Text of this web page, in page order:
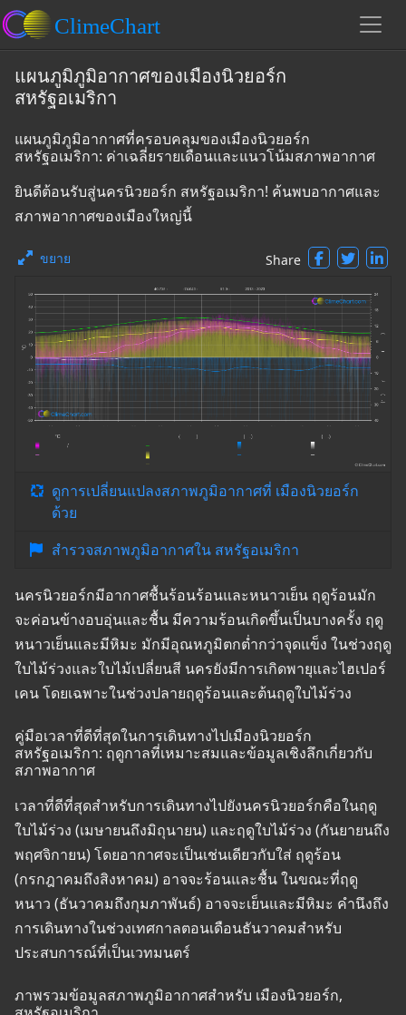
แผนภูมิภูมิอากาศของเมืองนิวยอร์ก
สหรัฐอเมริกา
แผนภูมิภูมิอากาศที่ครอบคลุมของเมืองนิวยอร์ก
สหรัฐอเมริกา: ค่าเฉลี่ยรายเดือนและแนวโน้มสภาพอากาศ
ยินดีต้อนรับสู่นครนิวยอร์ก สหรัฐอเมริกา! ค้นพบอากาศและ
สภาพอากาศของเมืองใหญ่นี้
ขยาย Share
ดูการเปลี่ยนแปลงสภาพภูมิอากาศที่ เมืองนิวยอร์ก
ด้วย
สำรวจสภาพภูมิอากาศใน สหรัฐอเมริกา
นครนิวยอร์กมีอากาศชื้นร้อนร้อนและหนาวเย็น ฤดูร้อนมัก
จะค่อนข้างอบอุ่นและชื้น มีความร้อนเกิดขึ้นเป็นบางครั้ง ฤดู
หนาวเย็นและมีหิมะ มักมีอุณหภูมิตกต่ำกว่าจุดแข็ง ในช่วงฤดู
ใบไม้ร่วงและใบไม้เปลี่ยนสี นครยังมีการเกิดพายุและไฮเปอร์
เคน โดยเฉพาะในช่วงปลายฤดูร้อนและต้นฤดูใบไม้ร่วง
คู่มือเวลาที่ดีที่สุดในการเดินทางไปเมืองนิวยอร์ก
สหรัฐอเมริกา: ฤดูกาลที่เหมาะสมและข้อมูลเชิงลึกเกี่ยวกับ
สภาพอากาศ
เวลาที่ดีที่สุดสำหรับการเดินทางไปยังนครนิวยอร์กคือในฤดู
ใบไม้ร่วง (เมษายนถึงมิถุนายน) และฤดูใบไม้ร่วง (กันยายนถึง
พฤศจิกายน) โดยอากาศจะเป็นเช่นเดียวกับใส่ ฤดูร้อน
(กรกฎาคมถึงสิงหาคม) อาจจะร้อนและชื้น ในขณะที่ฤดู
หนาว (ธันวาคมถึงกุมภาพันธ์) อาจจะเย็นและมีหิมะ คำนึงถึง
การเดินทางในช่วงเทศกาลตอนเดือนธันวาคมสำหรับ
ประสบการณ์ที่เป็นเวทมนตร์
ภาพรวมข้อมูลสภาพภูมิอากาศสำหรับ เมืองนิวยอร์ก,